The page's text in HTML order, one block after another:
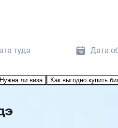
туда Дата
Нужна ли виза Как выгодно купить